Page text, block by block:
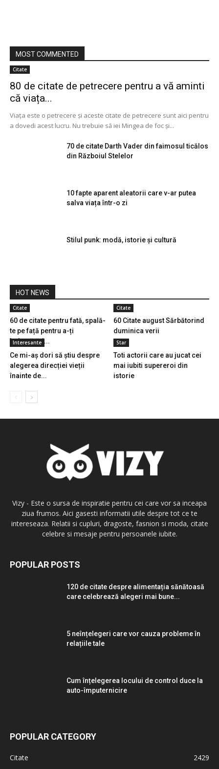
MOST COMMENTED
Citate
80 de citate de petrecere pentru a vă aminti
că viața...
Viața este o petrecere și aceste citate de petrecere sunt aici pentru
a dovedi acest lucru. Nu trebuie să iei Mingea de foc și...
70 de citate Darth Vader din faimosul ticălos
din Războiul Stelelor
10 fapte aparent aleatorii care v-ar putea
salva viața într-o zi
Stilul punk: modă, istorie și cultură
HOT NEWS
Citate
60 de citate pentru fată, spală-
te pe față pentru a-ți
îmbunătăți...
Citate
60 Citate august Sărbătorind
duminica verii
Interesante
Ce mi-aș dori să știu despre
alegerea direcției vieții
înainte de...
Star
Toti actorii care au jucat cei
mai iubiti supereroi din
istorie
Vizy - Este o sursa de inspiratie pentru cei care vor sa inceapa
ziua frumos. Aici gasesti informatii utile despre tot ce te
intereseaza. Relatii si cupluri, dragoste, fasnion si moda, citate
celebre si mesaje pentru persoanele iubite.
POPULAR POSTS
120 de citate despre alimentația sănătoasă
care celebrează alegeri mai bune...
5 neînțelegeri care vor cauza probleme în
relațiile tale
Cum înțelegerea locului de control duce la
auto-împuternicire
POPULAR CATEGORY
Citate
2429